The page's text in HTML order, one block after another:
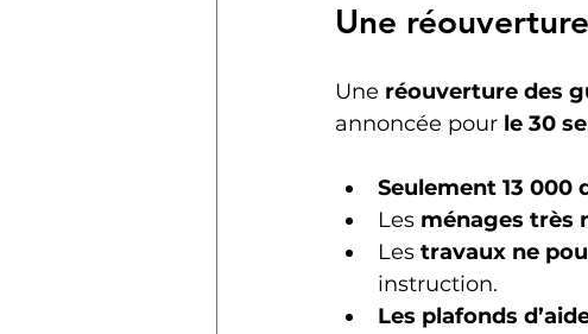
Une
Une réouverture des
annoncée pour le 30
Seulement 13 000
Les ménages très
Les travaux ne
instruction.
Les plafonds